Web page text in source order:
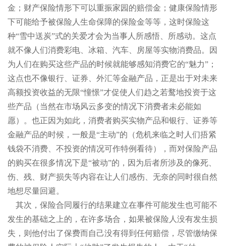
金；财产保险情形下可以重振家园的赔偿金；健康保险情形
下可能给予被保险人生命保障的保险金等等，这时保险这
种“雪中送炭”式的关爱才会为当事人所感悟、所感动。这点
就不像人们消费彩电、冰箱、汽车、房屋等实物消费品。因
为人们在购买这些产品的时候就能够感知消费它的“魅力”；
这点也不像银行、证券、外汇等金融产品，正是出于对未来
高额投资收益的无限“憧憬”才促使人们趋之若鹜地投资于这
些产品（当然在市场风云多变的情况下消费者未必能如
愿）。也正因为如此，消费者购买实物产品和银行、证券等
金融产品的时候，一般是“主动”的（危机来临之时人们捂紧
钱袋不消费、不投资的情况可作特例看待），而对保险产品
的购买在很多情况下是“被动”的，因为后者所涉及的像死、
伤、残、财产损失等内容在让人们感伤、无奈的同时很自然
地想尽量回避。
其次，保险合同履行的结果建立在事件可能发生也可能不
发生的基础之上的，在许多场合，如果被保险人没有发生损
失，则他付出了保费而自己没有得到任何赔偿，尽管缴纳保